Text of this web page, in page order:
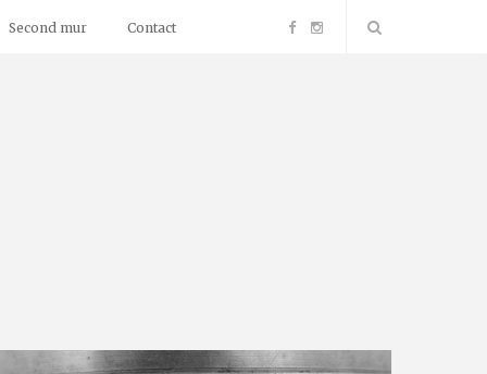
Second mur Contact F
o
I
r